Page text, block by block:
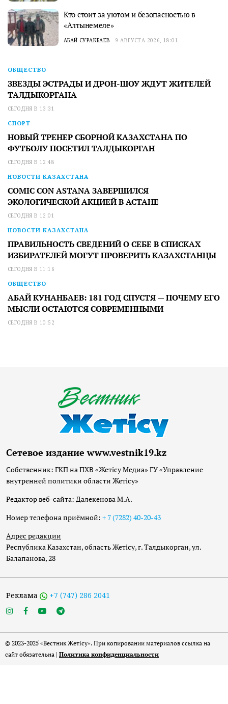
Кто стоит за уютом и безопасностью в
«Алтынемеле»
АБАЙ СУРАКБАЕВ 9 АВГУСТА 2026, 18:01
ОБЩЕСТВО
ЗВЕЗДЫ ЭСТРАДЫ И ДРОН-ШОУ ЖДУТ ЖИТЕЛЕЙ
ТАЛДЫКОРГАНА
СЕГОДНЯ В 13:31
СПОРТ
НОВЫЙ ТРЕНЕР СБОРНОЙ КАЗАХСТАНА ПО
ФУТБОЛУ ПОСЕТИЛ ТАЛДЫКОРГАН
СЕГОДНЯ В 12:48
НОВОСТИ КАЗАХСТАНА
COMIC CON ASTANA ЗАВЕРШИЛСЯ
ЭКОЛОГИЧЕСКОЙ АКЦИЕЙ В АСТАНЕ
СЕГОДНЯ В 12:01
НОВОСТИ КАЗАХСТАНА
ПРАВИЛЬНОСТЬ СВЕДЕНИЙ О СЕБЕ В СПИСКАХ
ИЗБИРАТЕЛЕЙ МОГУТ ПРОВЕРИТЬ КАЗАХСТАНЦЫ
СЕГОДНЯ В 11:16
ОБЩЕСТВО
АБАЙ КУНАНБАЕВ: 181 ГОД СПУСТЯ — ПОЧЕМУ ЕГО
МЫСЛИ ОСТАЮТСЯ СОВРЕМЕННЫМИ
СЕГОДНЯ В 10:52
Сетевое издание www.vestnik19.kz
Собственник: ГКП на ПХВ «Жетісу Медиа» ГУ «Управление
внутренней политики области Жетісу»
Редактор веб-сайта: Далекенова М.А.
Номер телефона приёмной: + 7 (7282) 40-20-43
Адрес редакции
Республика Казахстан, область Жетісу, г. Талдыкорган, ул.
Балапанова, 28
Реклама +7 (747) 286 2041
© 2023-2025 «Вестник Жетісу». При копировании материалов ссылка на
сайт обязательна | Политика конфиденциальности